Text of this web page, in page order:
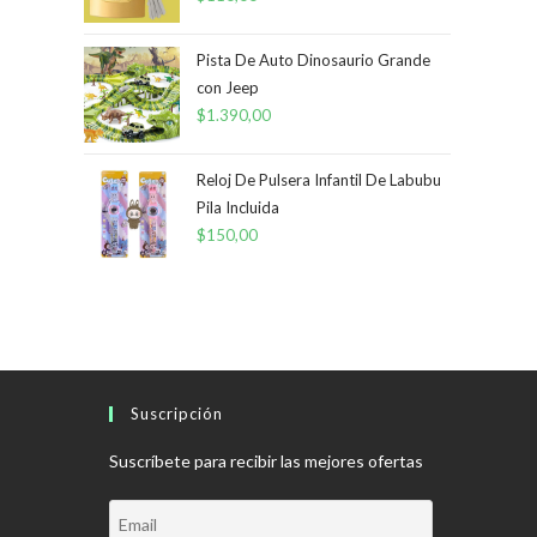
Pista De Auto Dinosaurio Grande
con Jeep
$1.390,00
Reloj De Pulsera Infantil De Labubu
Pila Incluida
$150,00
Suscripción
Suscríbete para recibir las mejores ofertas